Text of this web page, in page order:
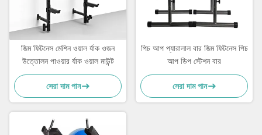
জিম ফিটনেস মেশিন ওয়াল র্যাক ওজন
উত্তোলন পাওয়ার র্যাক ওয়াল মাউন্ট
সেরা দাম পান
পিচ আপ প্যারালাল বার জিম ফিটনেস পিচ
আপ ডিপ স্টেশন বার
সেরা দাম পান